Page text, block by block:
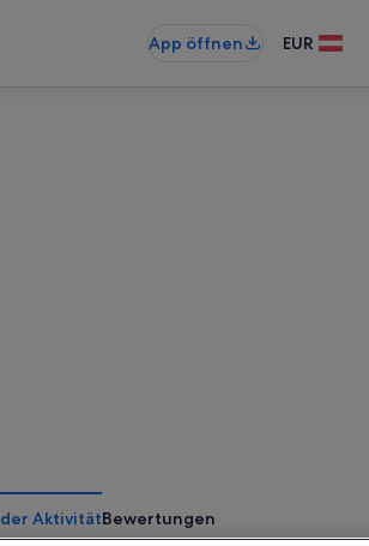
App öffnen EUR
AktivitätBewertungen